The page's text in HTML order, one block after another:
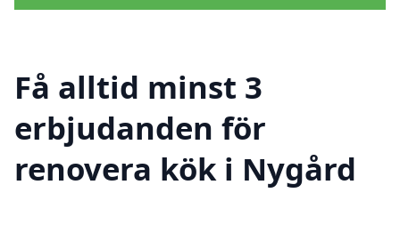
Få alltid minst 3
erbjudanden för
renovera kök i Nygård